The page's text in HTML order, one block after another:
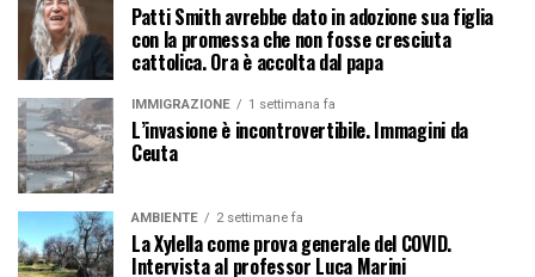
Patti Smith avrebbe dato in adozione sua figlia
con la promessa che non fosse cresciuta
cattolica. Ora è accolta dal papa
IMMIGRAZIONE 1 settimana fa
L’invasione è incontrovertibile. Immagini da
Ceuta
AMBIENTE 2 settimane fa
La Xylella come prova generale del COVID.
Intervista al professor Luca Marini